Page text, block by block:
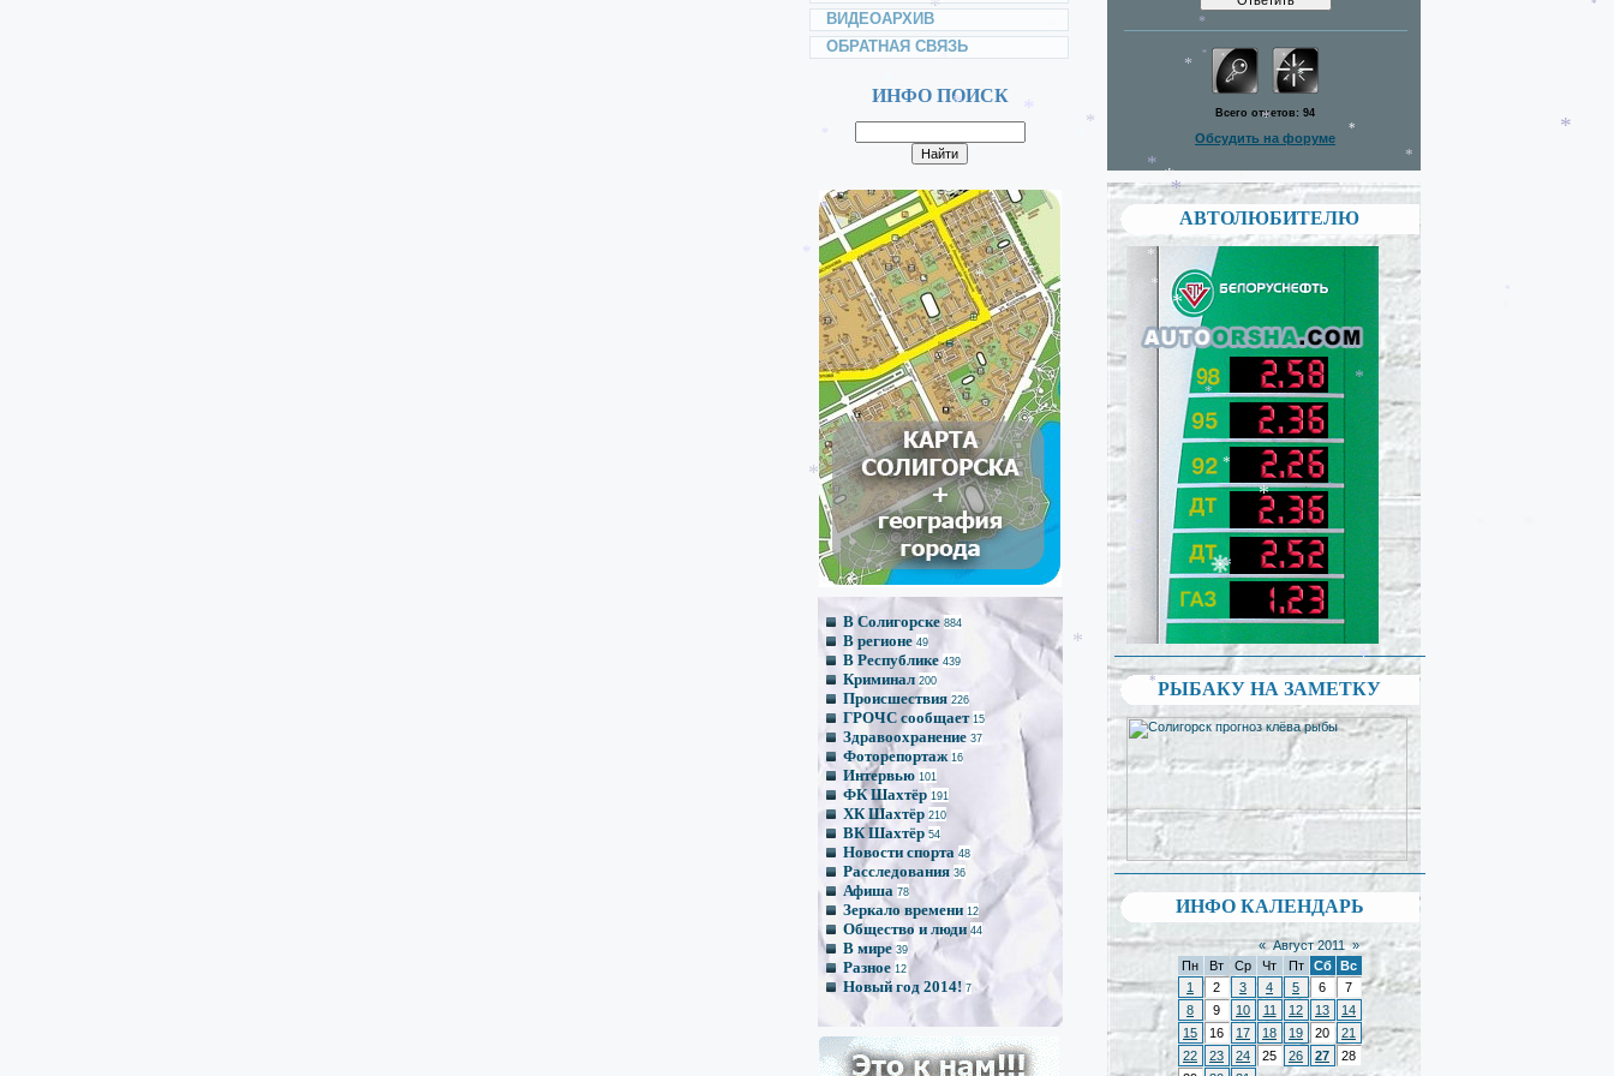
*
*
*
*
*
*
*
*
*
*
*
*
*
*
*
*
*
*
*
*
*
*
*
*
*
*
*
*
*
ВИДЕОАРХИВ
ОБРАТНАЯ СВЯЗЬ
ИНФО ПОИСК
В Солигорске 884
В регионе 49
В Республике 439
Криминал 200
Происшествия 226
ГРОЧС сообщает 15
Здравоохранение 37
Фоторепортаж 16
Интервью 101
ФК Шахтёр 191
ХК Шахтёр 210
ВК Шахтёр 54
Новости спорта 48
Расследования 36
Афиша 78
Зеркало времени 12
Общество и люди 44
В мире 39
Разное 12
Новый год 2014! 7
Всего ответов: 94
Обсудить на форуме
АВТОЛЮБИТЕЛЮ
РЫБАКУ НА ЗАМЕТКУ
ИНФО КАЛЕНДАРЬ
« Август 2011 »
Пн
Вт Ср Чт Пт Сб
Вс
1
2 3 4 5 6
7
8
9 10 11 12 13
14
15
16 17 18 19 20
21
22
23 24 25 26 27
28